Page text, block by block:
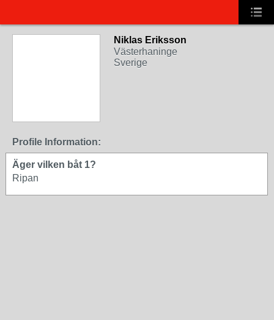
Niklas Eriksson
Västerhaninge
Sverige
Profile Information:
Äger vilken båt 1?
Ripan